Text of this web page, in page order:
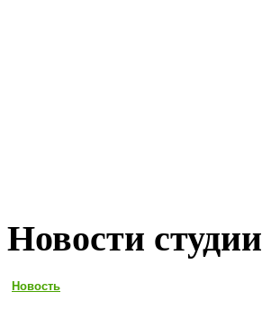
Новости студии
Новость